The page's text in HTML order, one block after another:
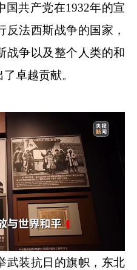
国共产党在1932年的宣
法西斯战争的国家，
战争以及整个人类的和
卓越贡献。
装抗日的旗帜，东北